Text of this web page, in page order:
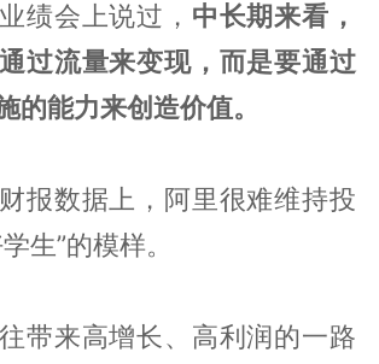
绩会上说过， 中长期来看，
过流量来变现，而是要通过
的能力来创造价值。
报数据上，阿里很难维持投
生”的模样。
带来高增长、高利润的一路